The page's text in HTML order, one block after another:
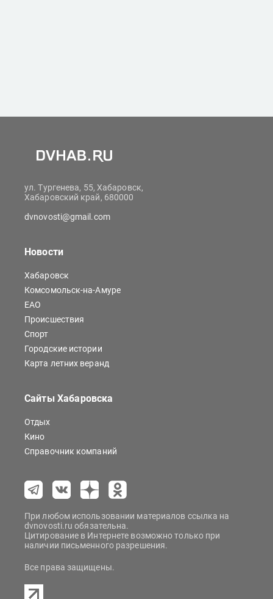
ул. Тургенева, 55, Хабаровск,
Хабаровский край, 680000
dvnovosti@gmail.com
Новости
Хабаровск
Комсомольск-на-Амуре
ЕАО
Происшествия
Спорт
Городские истории
Карта летних веранд
Сайты Хабаровска
Отдых
Кино
Справочник компаний
При любом использовании материалов ссылка на
dvnovosti.ru обязательна.
Цитирование в Интернете возможно только при
наличии письменного разрешения.
Все права защищены.